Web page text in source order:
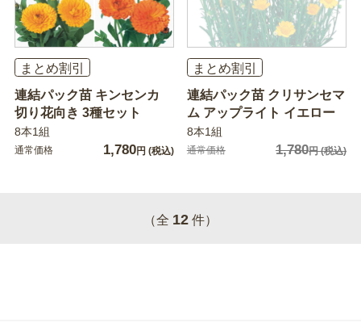
まとめ割引
連結パック苗 キンセンカ
切り花向き 3種セット
8本1組
通常価格 1,780円 (税込)
まとめ割引
連結パック苗 クリサンセマ
ム アップライト イエロー
8本1組
通常価格 1,780円(税込)
（全 12 件）